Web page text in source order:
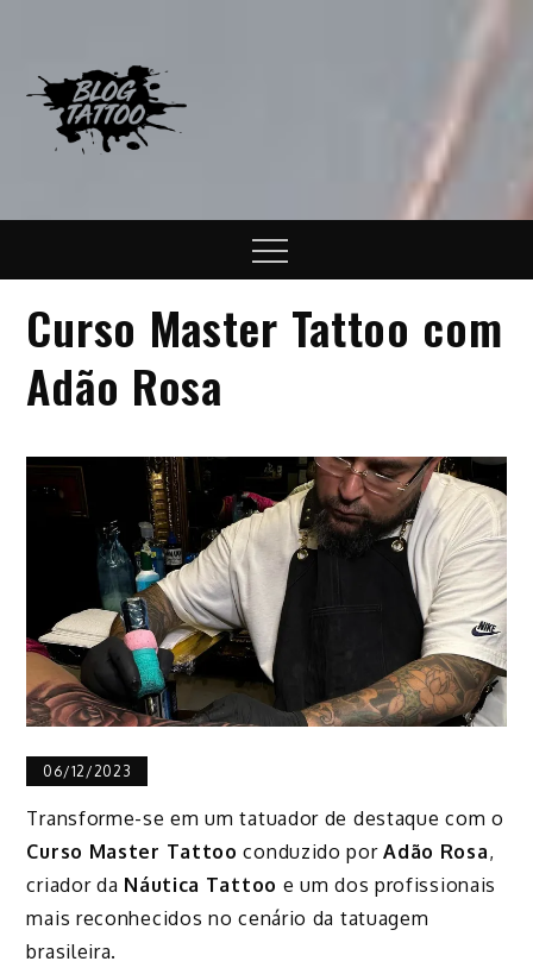
content
Blog Tattoo
Informações sobre o mundo
Menu
Curso Master Tattoo com
Adão Rosa
06/12/2023
Transforme-se em um tatuador de destaque com o
Curso Master Tattoo conduzido porAdão Rosa,
criador da Náutica Tattoo e um dos profissionais
mais reconhecidos no cenário da tatuagem
brasileira.